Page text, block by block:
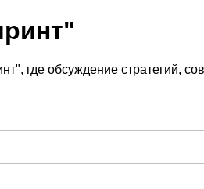
где обсуждение стратегий,